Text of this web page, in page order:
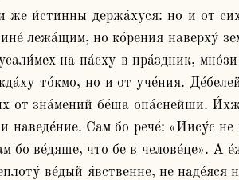
лежа́щим, но ко́рения наверху́
на па́сху в пра́здник,
то́кмо, но и от уче́ния.
зна́мений бе́ша опа́снейши.
Сам бо рече́: «Иису́с
бо ве́дяше, что бе в челове́це». А
ве́дый я́вственне, не